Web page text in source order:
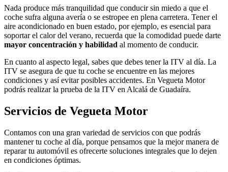
Nada produce más tranquilidad que conducir sin miedo a que el
coche sufra alguna avería o se estropee en plena carretera. Tener el
aire acondicionado en buen estado, por ejemplo, es esencial para
soportar el calor del verano, recuerda que la comodidad puede darte
mayor concentración y habilidad al momento de conducir.
En cuanto al aspecto legal, sabes que debes tener la ITV al día. La
ITV se asegura de que tu coche se encuentre en las mejores
condiciones y así evitar posibles accidentes. En Vegueta Motor
podrás realizar la prueba de la ITV en Alcalá de Guadaíra.
Servicios de Vegueta Motor
Contamos con una gran variedad de servicios con que podrás
mantener tu coche al día, porque pensamos que la mejor manera de
reparar tu automóvil es ofrecerte soluciones integrales que lo dejen
en condiciones óptimas.